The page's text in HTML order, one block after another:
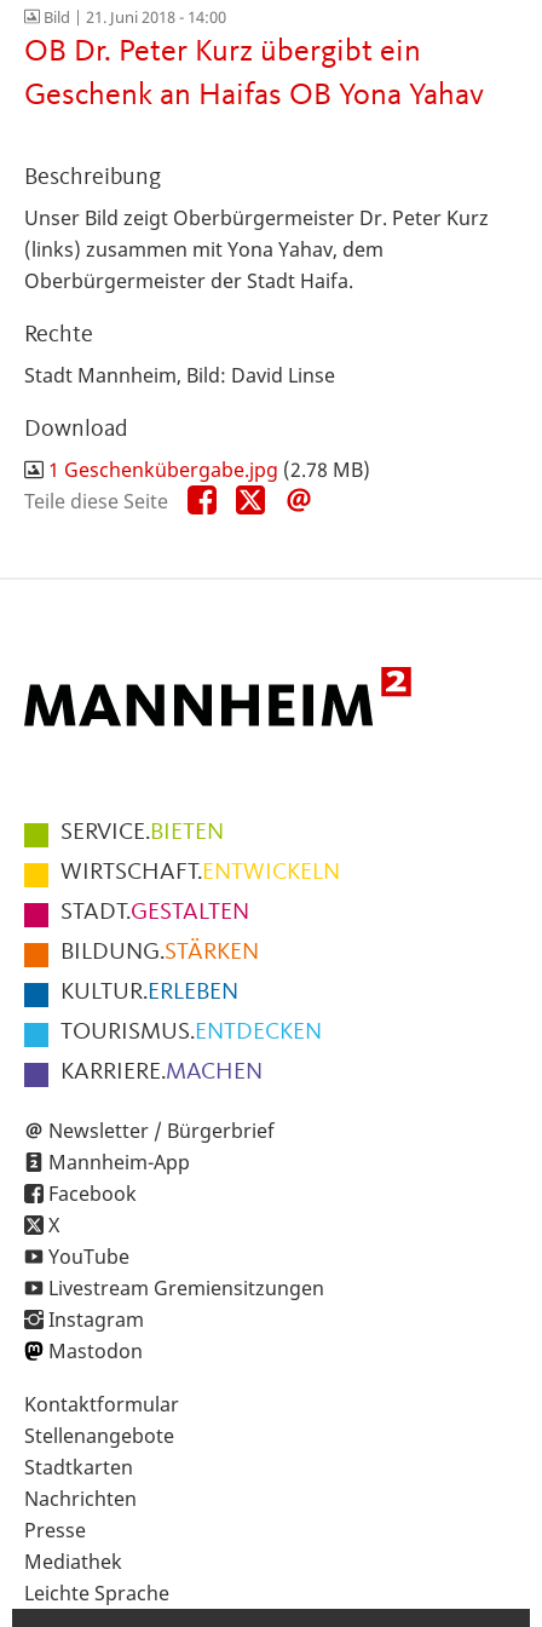
Bild | 21. Juni 2018 - 14:00
OB Dr. Peter Kurz übergibt ein
Geschenk an Haifas OB Yona Yahav
Beschreibung
Unser Bild zeigt Oberbürgermeister Dr. Peter Kurz
(links) zusammen mit Yona Yahav, dem
Oberbürgermeister der Stadt Haifa.
Rechte
Stadt Mannheim, Bild: David Linse
Download
1 Geschenkübergabe.jpg (2.78 MB)
Teile diese Seite
Teile
diese
Teile
diese
Hauptmenüpunkte
im
Fußbereich
der
Seite
SERVICE.BIETEN
WIRTSCHAFT.ENTWICKELN
STADT.GESTALTEN
BILDUNG.STÄRKEN
KULTUR.ERLEBEN
TOURISMUS.ENTDECKEN
KARRIERE.MACHEN
Newsletter / Bürgerbrief
Mannheim-App
Facebook
X
YouTube
Livestream Gremiensitzungen
Instagram
Mastodon
Sekundärnavigation
im
Fußbereich
Kontaktformular
Stellenangebote
Stadtkarten
Nachrichten
Presse
Mediathek
Leichte Sprache